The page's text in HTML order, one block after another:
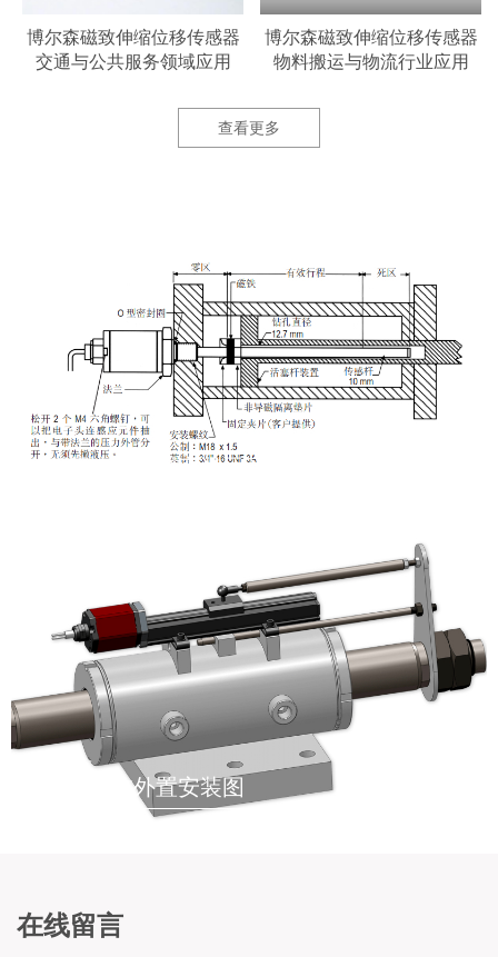
博尔森磁致伸缩位移传感器
交通与公共服务领域应用
博尔森磁致伸缩位移传感器
物料搬运与物流行业应用
查看更多
液压油缸内置安装示意图
液压油缸外置安装图
在线留言